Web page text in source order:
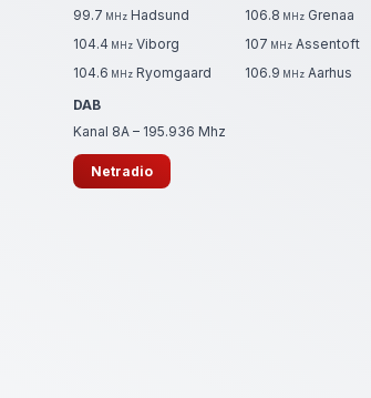
99.7 MHz Hadsund
104.4 MHz Viborg
104.6 MHz Ryomgaard
106.8 MHzGrenaa
107 MHzAssentoft
106.9 MHzAarhus
DAB
Kanal 8A – 195.936 Mhz
Netradio